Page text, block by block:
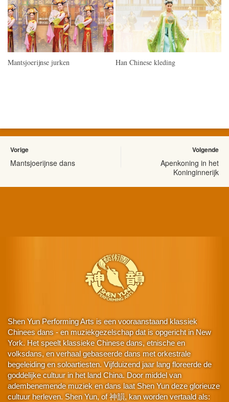
Mantsjoerijnse jurken Han Chinese kleding
Vorige
Mantsjoerijnse dans
Volgende
Apenkoning in het
Koninginnerijk
Shen Yun Performing Arts is een vooraanstaand klassiek
Chinees dans - en muziekgezelschap dat is opgericht in New
York. Het speelt klassieke Chinese dans, etnische en
volksdans, en verhaal gebaseerde dans met orkestrale
begeleiding en soloartiesten. Vijfduizend jaar lang floreerde de
goddelijke cultuur in het land China. Door middel van
adembenemende muziek en dans laat Shen Yun deze glorieuze
cultuur herleven. Shen Yun, of 神韻, kan worden vertaald als: